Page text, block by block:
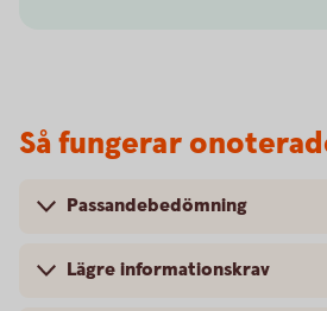
Så fungerar
Passandebedömning
Lägre informationskrav